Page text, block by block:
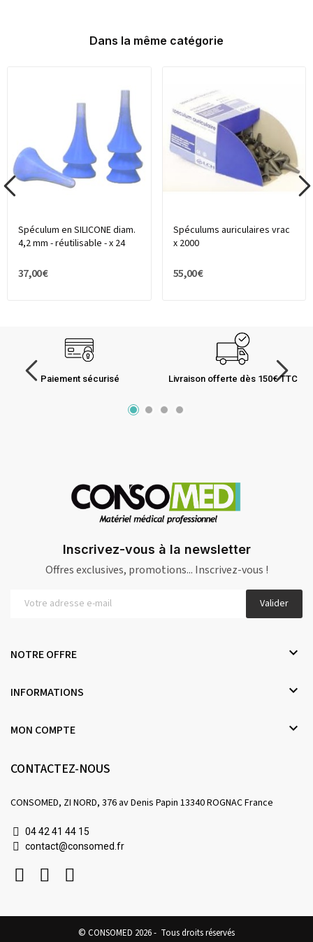
Dans la même catégorie
Spéculum en SILICONE diam.
4,2 mm - réutilisable - x 24
37,00 €
Spéculums auriculaires vrac
x 2000
55,00 €
Paiement sécurisé Livraison offerte dès 150€ TTC
Inscrivez-vous à la newsletter
Offres exclusives, promotions... Inscrivez-vous !
Valider
NOTRE OFFRE 
INFORMATIONS 
MON COMPTE 
CONTACTEZ-NOUS
CONSOMED, ZI NORD, 376 av Denis Papin 13340 ROGNAC France
04 42 41 44 15
contact@consomed.fr
© CONSOMED 2026 - Tous droits réservés